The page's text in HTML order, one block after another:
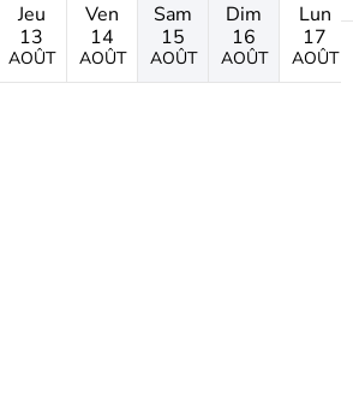
Jeu
13
AOÛT
Ven
14
AOÛT
Sam
15
AOÛT
Dim
16
AOÛT
Lun
17
AOÛT